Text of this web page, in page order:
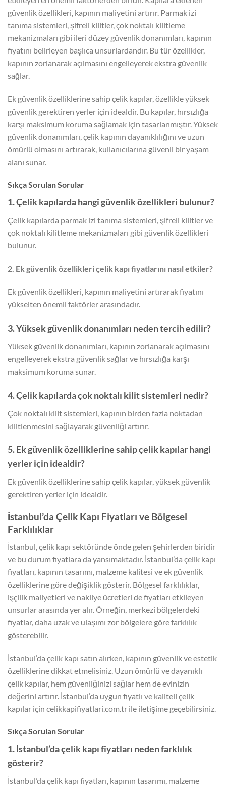
güvenlik özellikleri, kapının maliyetini artırır. Parmak izi
tanıma sistemleri, şifreli kilitler, çok noktalı kilitleme
mekanizmaları gibi ileri düzey güvenlik donanımları, kapının
fiyatını belirleyen başlıca unsurlardandır. Bu tür özellikler,
kapının zorlanarak açılmasını engelleyerek ekstra güvenlik
sağlar.
Ek güvenlik özelliklerine sahip çelik kapılar, özellikle yüksek
güvenlik gerektiren yerler için idealdir. Bu kapılar, hırsızlığa
karşı maksimum koruma sağlamak için tasarlanmıştır. Yüksek
güvenlik donanımları, çelik kapının dayanıklılığını ve uzun
ömürlü olmasını artırarak, kullanıcılarına güvenli bir yaşam
alanı sunar.
Sıkça Sorulan Sorular
1. Çelik kapılarda hangi güvenlik özellikleri bulunur?
Çelik kapılarda parmak izi tanıma sistemleri, şifreli kilitler ve
çok noktalı kilitleme mekanizmaları gibi güvenlik özellikleri
bulunur.
2. Ek güvenlik özellikleri çelik kapı fiyatlarını nasıl etkiler?
Ek güvenlik özellikleri, kapının maliyetini artırarak fiyatını
yükselten önemli faktörler arasındadır.
3. Yüksek güvenlik donanımları neden tercih edilir?
Yüksek güvenlik donanımları, kapının zorlanarak açılmasını
engelleyerek ekstra güvenlik sağlar ve hırsızlığa karşı
maksimum koruma sunar.
4. Çelik kapılarda çok noktalı kilit sistemleri nedir?
Çok noktalı kilit sistemleri, kapının birden fazla noktadan
kilitlenmesini sağlayarak güvenliği artırır.
5. Ek güvenlik özelliklerine sahip çelik kapılar hangi
yerler için idealdir?
Ek güvenlik özelliklerine sahip çelik kapılar, yüksek güvenlik
gerektiren yerler için idealdir.
İstanbul’da Çelik Kapı Fiyatları ve Bölgesel
Farklılıklar
İstanbul, çelik kapı sektöründe önde gelen şehirlerden biridir
ve bu durum fiyatlara da yansımaktadır. İstanbul’da çelik kapı
fiyatları, kapının tasarımı, malzeme kalitesi ve ek güvenlik
özelliklerine göre değişiklik gösterir. Bölgesel farklılıklar,
işçilik maliyetleri ve nakliye ücretleri de fiyatları etkileyen
unsurlar arasında yer alır. Örneğin, merkezi bölgelerdeki
fiyatlar, daha uzak ve ulaşımı zor bölgelere göre farklılık
gösterebilir.
İstanbul’da çelik kapı satın alırken, kapının güvenlik ve estetik
özelliklerine dikkat etmelisiniz. Uzun ömürlü ve dayanıklı
çelik kapılar, hem güvenliğinizi sağlar hem de evinizin
değerini artırır. İstanbul’da uygun fiyatlı ve kaliteli çelik
kapılar için celikkapifiyatlari.com.tr ile iletişime geçebilirsiniz.
Sıkça Sorulan Sorular
1. İstanbul’da çelik kapı fiyatları neden farklılık
gösterir?
İstanbul’da çelik kapı fiyatları, kapının tasarımı, malzeme